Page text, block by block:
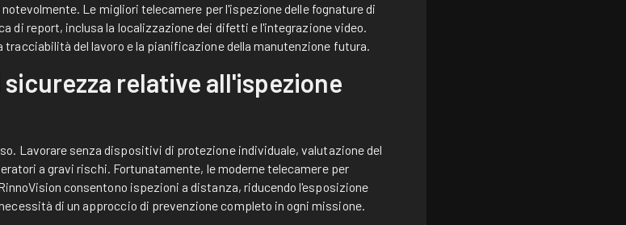
Le migliori telecamere per l'ispezione delle fognature di
di report, inclusa la localizzazione dei difetti e l'integrazione video.
del lavoro e la pianificazione della manutenzione futura.
relative all'ispezione
Lavorare senza dispositivi di protezione individuale, valutazione del
a gravi rischi. Fortunatamente, le moderne telecamere per
consentono ispezioni a distanza, riducendo l'esposizione
di un approccio di prevenzione completo in ogni missione.